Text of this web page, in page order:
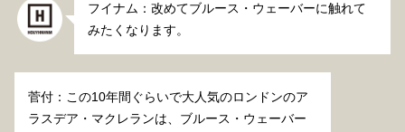
フイナム：改めてブルース・ウェーバーに触れて
みたくなります。
菅付：この10年間ぐらいで大人気のロンドンのア
ラスデア・マクレランは、ブルース・ウェーバー